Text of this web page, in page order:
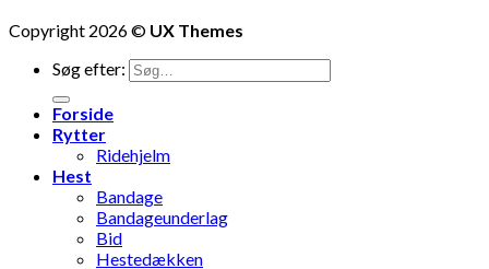
Copyright 2026 © UX Themes
Søg efter:
Forside
Rytter
Ridehjelm
Hest
Bandage
Bandageunderlag
Bid
Hestedækken